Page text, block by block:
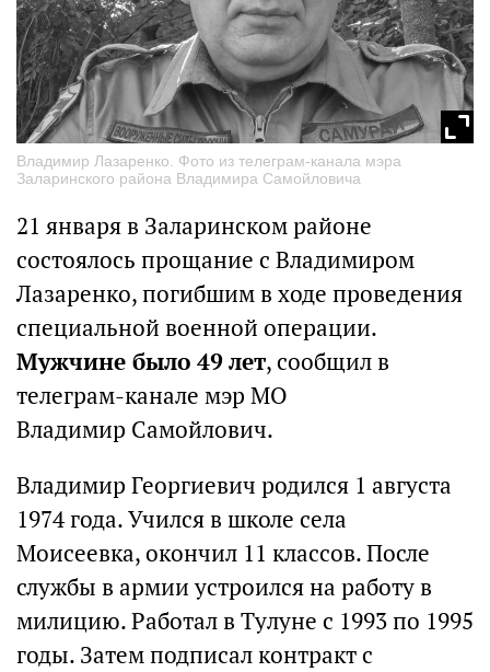
Владимир Лазаренко. Фото из телеграм-канала мэра
Заларинского района Владимира Самойловича
21 января в Заларинском районе
состоялось прощание с Владимиром
Лазаренко, погибшим в ходе проведения
специальной военной операции.
Мужчине было 49 лет, сообщил в
телеграм-канале мэр МО
Владимир Самойлович.
Владимир Георгиевич родился 1 августа
1974 года. Учился в школе села
Моисеевка, окончил 11 классов. После
службы в армии устроился на работу в
милицию. Работал в Тулуне с 1993 по 1995
годы. Затем подписал контракт с